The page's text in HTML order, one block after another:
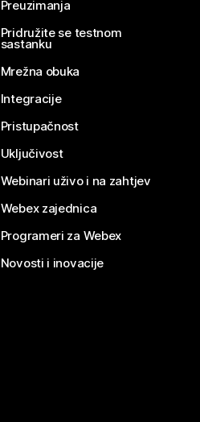
Preuzimanja
Pridružite se testnom
sastanku
Mrežna obuka
Integracije
Pristupačnost
Uključivost
Webinari uživo i na zahtjev
Webex zajednica
Programeri za Webex
Novosti i inovacije